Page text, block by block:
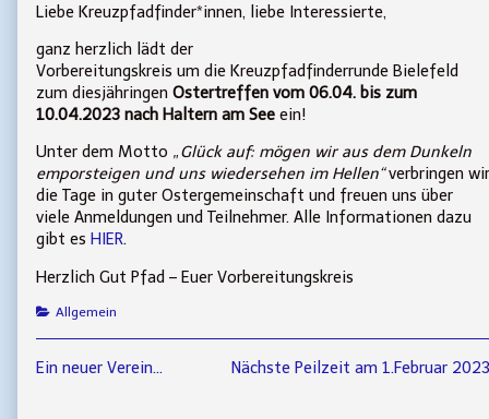
Ostertreffen
published
on
posts
the
author
of
Einladung
zum
2023,
Liebe Kreuzpfadfinder*innen, liebe Interessierte,
ganz herzlich lädt der
Vorbereitungskreis um die Kreuzpfadfinderrunde Bielefeld
zum diesjähringen Ostertreffen vom 06.04. bis zum
10.04.2023 nach Haltern am See ein!
Unter dem Motto „Glück auf: mögen wir aus dem Dunkeln
emporsteigen und uns wiedersehen im Hellen“verbringen wir
die Tage in guter Ostergemeinschaft und freuen uns über
viele Anmeldungen und Teilnehmer. Alle Informationen dazu
gibt es HIER.
Herzlich Gut Pfad – Euer Vorbereitungskreis
Categories
Allgemein
Beitragsnavigation
Previous
Ein neuer Verein…
Next
Nächste Peilzeit am 1.Februar 2023